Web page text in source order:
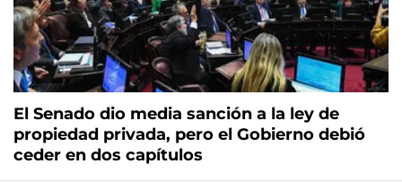
El Senado dio media sanción a la ley de
propiedad privada, pero el Gobierno debió
ceder en dos capítulos